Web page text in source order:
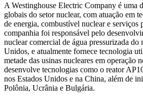
A Westinghouse Electric Company é uma
globais do setor nuclear, com atuação em
de energia, combustível nuclear e serviços
companhia foi responsável pelo
nuclear comercial de água pressurizada do
Unidos, e atualmente fornece tecnologia
metade das usinas nucleares em operação
desenvolve tecnologias como o reator
nos Estados Unidos e na China, além de
Polônia, Ucrânia e Bulgária.